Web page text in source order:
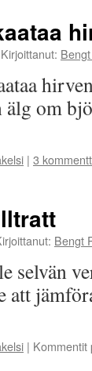
Kirjoittanut:
älg om
| 3
Bengt
selvän
| Kommentit